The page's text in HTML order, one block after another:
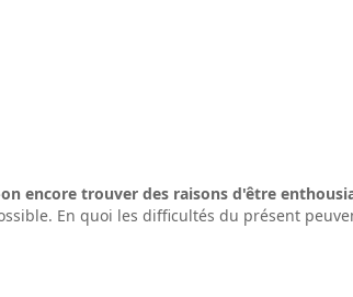
encore trouver des raisons d'être
En quoi les difficultés du présent